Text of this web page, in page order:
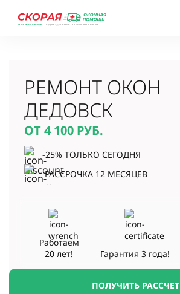
РЕМОНТ ОКОН
ДЕДОВСК
ОТ 4 100 РУБ.
-25% ТОЛЬКО СЕГОДНЯ
РАССРОЧКА 12 МЕСЯЦЕВ
ПОЛУЧИТЬ РАССЧЕТ
Работаем
20 лет!
Гарантия3 года!